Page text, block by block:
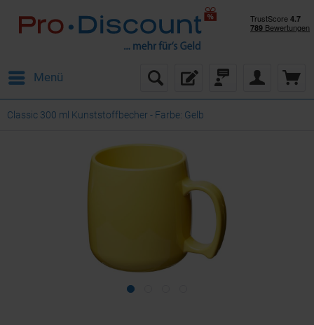
Menü
Classic 300 ml Kunststoffbecher - Farbe: Gelb